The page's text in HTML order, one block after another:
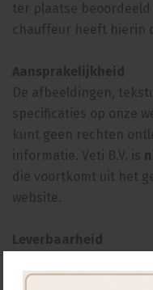
ter plaatse
chauffeur heeft hierin
Aansprakelijkheid
De afbeeldingen,
specificaties op onze
kunt geen rechten
informatie. Veti B.V. is
die voortkomt uit het
website.
Leverbaarheid
Uw producten zijn
leverbaar, mits op